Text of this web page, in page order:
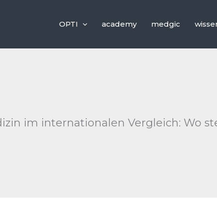
OPTI academy medgic
im internationalen Vergleich: Wo